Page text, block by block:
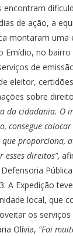
encontram
de ação, a
montaram uma
Emídio, no
de
eleitor,
sobre
da cidadania. O
consegue
proporciona,
esses direitos”,
A Expedição
local, que
os
Olívia, “Foi